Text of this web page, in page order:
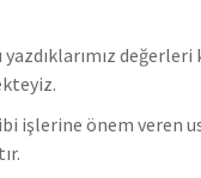
değerleri
işlerine önem veren